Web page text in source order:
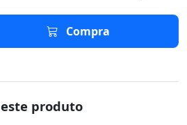
Compra
produto